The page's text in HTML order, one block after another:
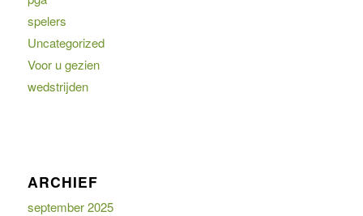
spelers
Uncategorized
Voor u gezien
wedstrijden
ARCHIEF
september 2025